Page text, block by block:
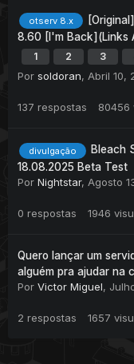
otserv 8.x
8.60 [I'm Back](Links
1 2 3
Por soldoran, Abril 10,
137 respostas 80456
divulgação
Bleach
18.08.2025 Beta Test
Por Nightstar, Agosto
0 respostas 1946
Quero lançar um
alguém pra ajudar na
Por Victor Miguel,
2 respostas 1657